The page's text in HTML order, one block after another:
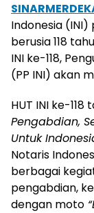
Indonesia (INI)
berusia 118
INI ke-118,
(PP INI) akan
HUT INI ke-
Pengabdian,
Untuk
Notaris
berbagai
pengabdian,
dengan moto